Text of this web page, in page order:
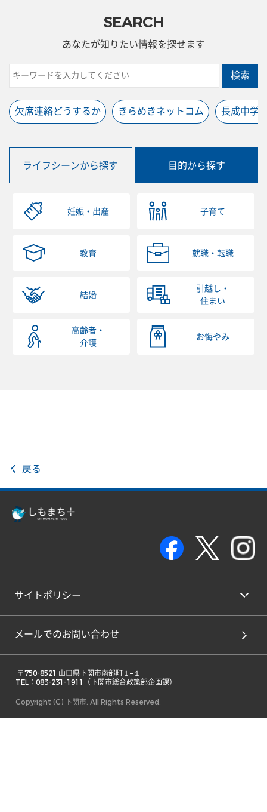
SEARCH
あなたが知りたい情報を探せます
検索
欠席連絡どうするか きらめきネットコム 長成中学
ライフシーンから探す 目的から探す
妊娠・出産 子育て
教育 就職・転職
結婚
引越し・
住まい
高齢者・
介護
お悔やみ
戻る
サイトポリシー
メールでのお問い合わせ
TEL：083-231-1911（下関市総合政策部企画課）
Copyright (C) 下関市. All Rights Reserved.